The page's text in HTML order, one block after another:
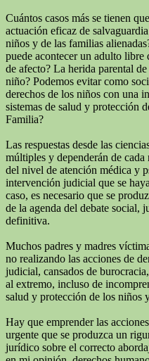
Cuántos casos más se tienen
actuación eficaz de
niños y de las familias
puede acontecer un adulto
de afecto? La herida parental
niño? Podemos evitar como
derechos de los niños con una
sistemas de salud y protección
Familia?
Las respuestas desde las
múltiples y dependerán de
del nivel de atención médica y
intervención judicial que se
caso, es necesario que se
de la agenda del debate
definitiva.
Muchos padres y madres
no realizando las acciones de
judicial, cansados de
al extremo, incluso de
salud y protección de los niños
Hay que emprender las
urgente que se produzca un
jurídico sobre el correcto